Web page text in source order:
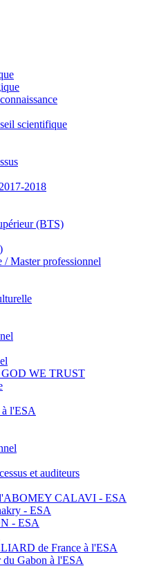
scientifique
2018
(BTS)
Master professionnel
WE TRUST
l'ESA
et auditeurs
CALAVI - ESA
- ESA
- ESA
de France à l'ESA
du Gabon à l'ESA